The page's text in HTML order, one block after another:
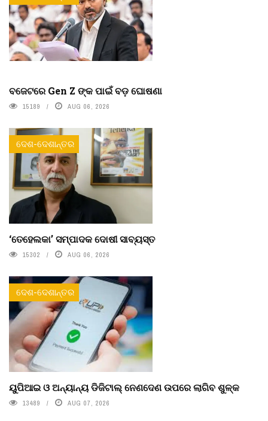
ବଜେଟରେ Gen Z ଙ୍କ ପାଇଁ ବଡ଼ ଘୋଷଣା
15189 AUG 06, 2026
ଦେଶ-ଦେଶାନ୍ତର
‘ତେହେଲକା’ ସମ୍ପାଦକ ଦୋଷୀ ସାବ୍ୟସ୍ତ
15302 AUG 06, 2026
ଦେଶ-ଦେଶାନ୍ତର
ୟୁପିଆଇ ଓ ଅନ୍ୟାନ୍ୟ ଡିଜିଟାଲ୍ ନେଣଦେଣ ଉପରେ ଲାଗିବ ଶୁଳ୍କ
13489 AUG 07, 2026